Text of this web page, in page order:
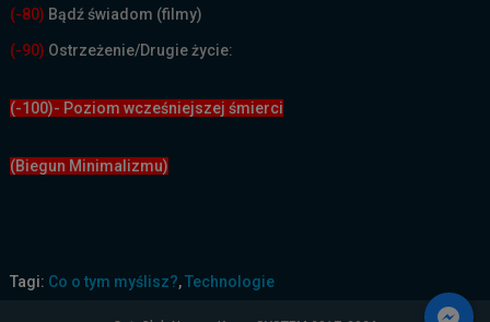
(-80) Bądź świadom (filmy)
(-90) Ostrzeżenie/Drugie życie:
(-100)- Poziom wcześniejszej śmierci
(Biegun Minimalizmu)
Tagi: Co o tym myślisz?,Technologie